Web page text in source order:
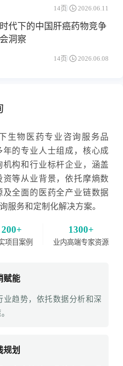
14页 2026.06.11
代下的中国肝癌药物竞争
洞察
14页 2026.06.08
生物医药专业咨询服务品
的专业人士组成，核心成
构和行业标杆企业，涵盖
等从业背景，依托摩熵数
全面的医药全产业链数据
服务和定制化解决方案。
200+
项目案例
1300+
业内高端专家资源
赋能
业趋势，依托数据分析和深
规划